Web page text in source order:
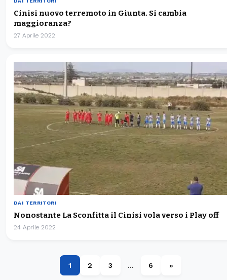
Cinisi nuovo terremoto in Giunta. Si cambia
maggioranza?
27 Aprile 2022
DAI TERRITORI
Nonostante La Sconfitta il Cinisi vola verso i Play off
24 Aprile 2022
1 2 3 … 6 »